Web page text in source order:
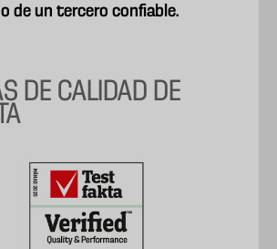
de un tercero confiable.
DE CALIDAD DE